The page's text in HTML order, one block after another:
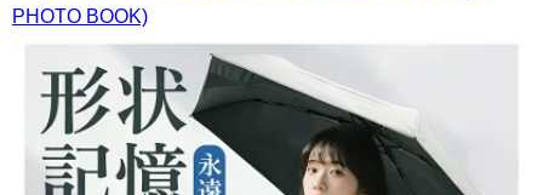
PHOTO BOOK)